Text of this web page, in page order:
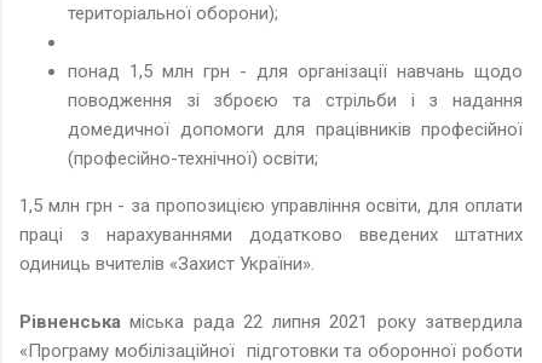
територіальної оборони);
понад 1,5 млн грн - для організації навчань щодо
поводження зі зброєю та стрільби і з надання
домедичної допомоги для працівників професійної
(професійно-технічної) освіти;
1,5 млн грн - за пропозицією управління освіти, для оплати
праці з нарахуваннями додатково введених штатних
одиниць вчителів «Захист України».
Рівненська міська рада 22 липня 2021 року затвердила
«Програму мобілізаційної підготовки та оборонної роботи